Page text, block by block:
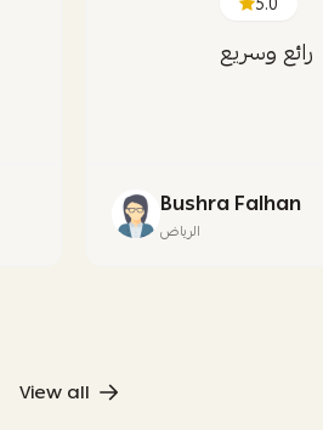
رائع وسريع
Bushra Falhan
الرياض
View all